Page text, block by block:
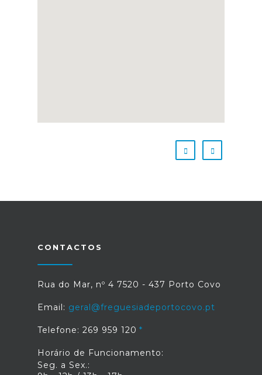
CONTACTOS
Rua do Mar, nº 4 7520 - 437 Porto Covo
Email: geral@freguesiadeportocovo.pt
Telefone: 269 959 120
Horário de Funcionamento:
Seg. a Sex.: